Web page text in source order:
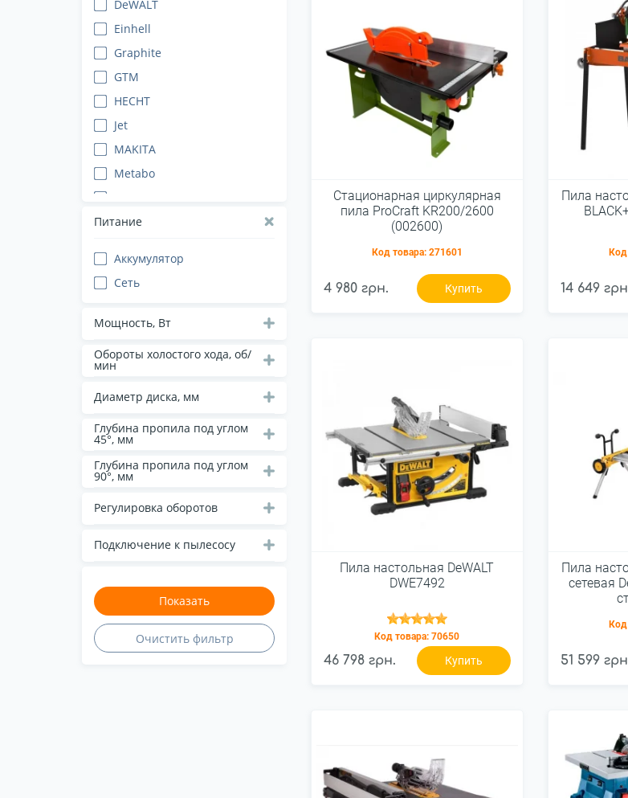
DeWALT
Einhell
Graphite
GTM
HECHT
Jet
MAKITA
Metabo
Procraft
Verto
Питание
Аккумулятор
Сеть
Мощность, Вт
Обороты холостого хода, об/
мин
Диаметр диска, мм
Глубина пропила под углом
45°, мм
Глубина пропила под углом
90°, мм
Регулировка оборотов
Подключение к пылесосу
Стационарная циркулярная
пила ProCraft KR200/2600
(002600)
Код товара: 271601
4 980 грн. Купить
Пила
Код
14 649
Пила настольная DeWALT
DWE7492
Код товара:70650
46 798 грн. Купить
Пила
сетевая
Код
51 599